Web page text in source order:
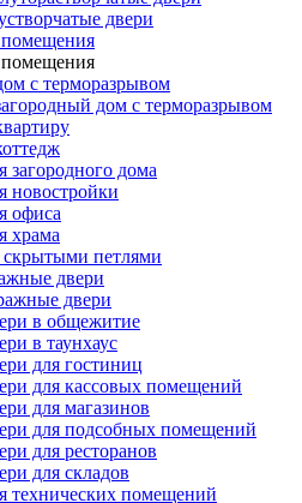
двери
с терморазрывом
дом с терморазрывом
загородного дома
новостройки
офиса
храма
петлями
двери
двери
в общежитие
в таунхаус
для гостиниц
для кассовых помещений
для магазинов
для подсобных помещений
для ресторанов
для складов
технических помещений